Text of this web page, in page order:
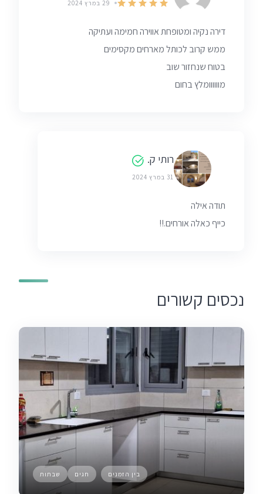
29 במרץ 2024
דירה נקיה ומטופחת אווירה חמימה ועתיקה
ממש קרוב לכותל מארחים מקסימים
בטוח שנחזור שוב
מוווווומלץ בחום
רותי ק.
31 במרץ 2024
תודה אילה
כייף כאלה אורחים.!!
נכסים קשורים
בין הזמנים חגים שבתות